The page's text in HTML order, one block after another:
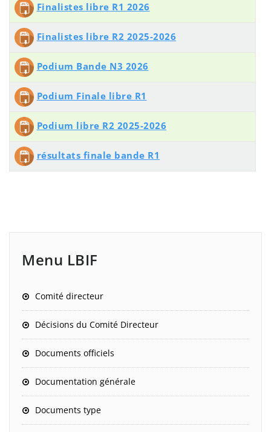
Finalistes libre R1 2026
Finalistes libre R2 2025-2026
Podium Bande N3 2026
Podium Finale libre R1
Podium libre R2 2025-2026
résultats finale bande R1
Menu LBIF
Comité directeur
Décisions du Comité Directeur
Documents officiels
Documentation générale
Documents type